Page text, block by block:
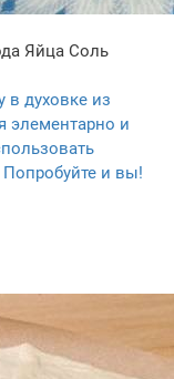
Яйца Соль
в духовке из
элементарно и
и вы!